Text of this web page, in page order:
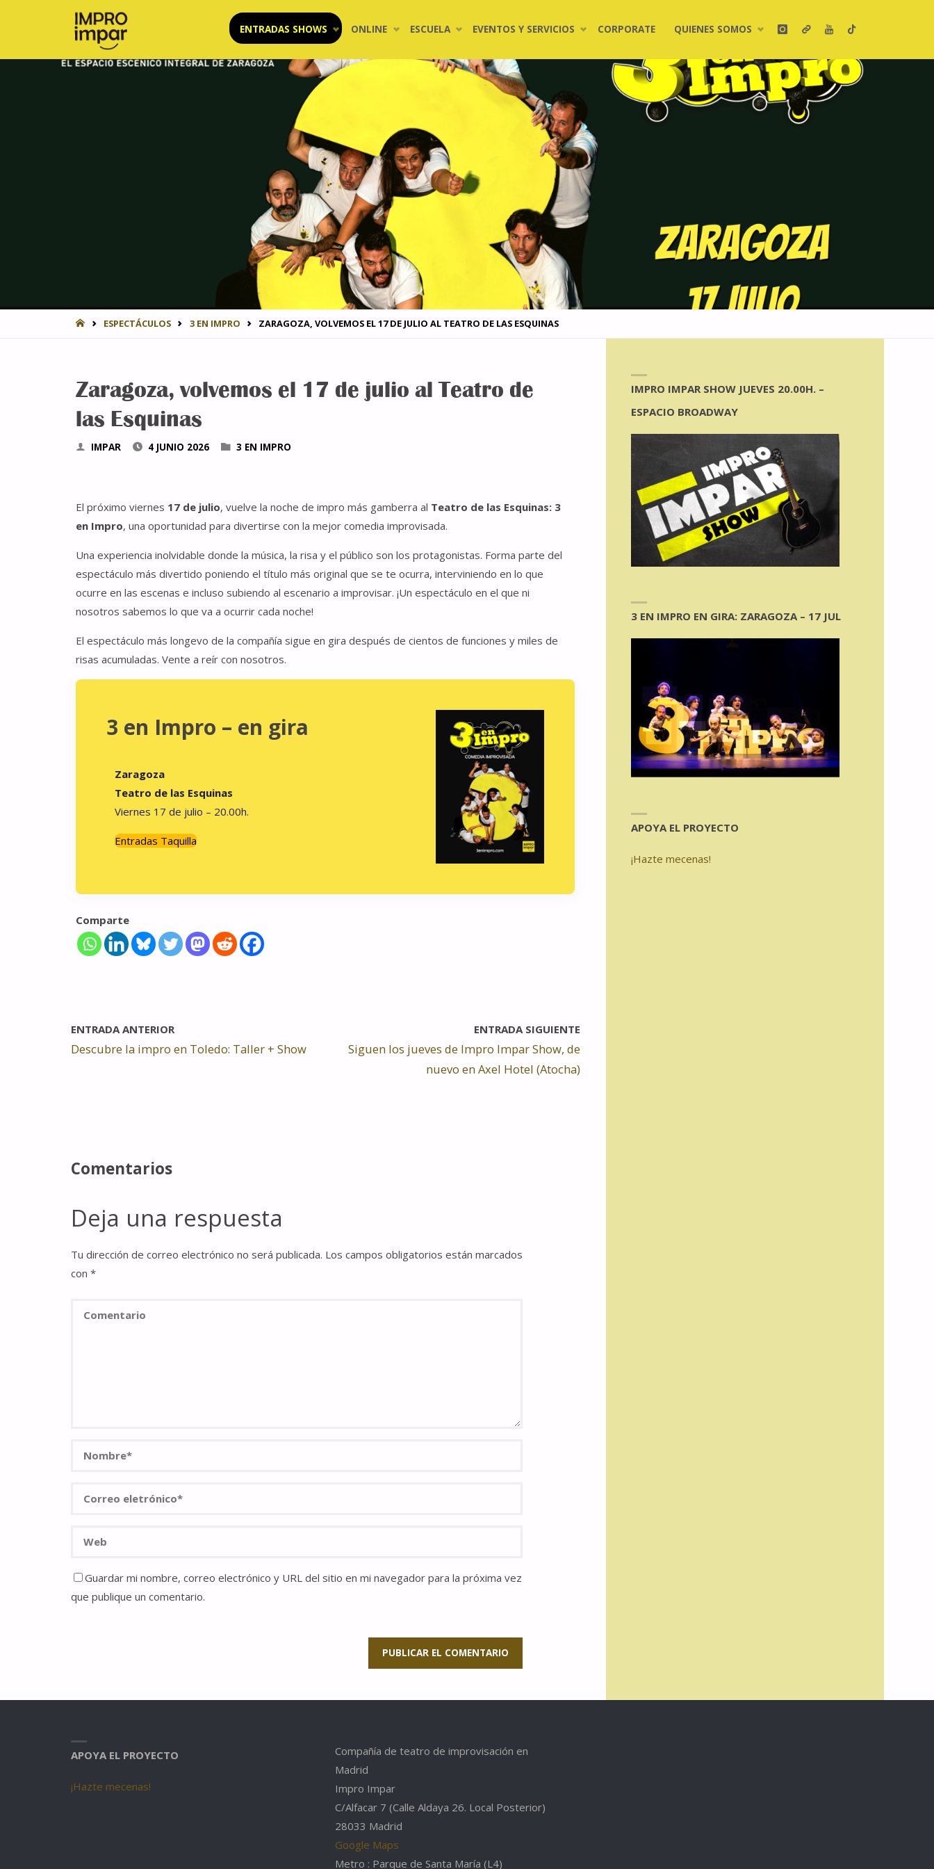
Saltar
ENTRADAS SHOWS ONLINE ESCUELA EVENTOS Y SERVICIOS CORPORATE QUIENES SOMOS
INICIOESPECTÁCULOS 3 EN IMPRO ZARAGOZA, VOLVEMOS EL 17 DE JULIO AL TEATRO DE LAS ESQUINAS
Zaragoza, volvemos el 17 de julio al Teatro de
las Esquinas
IMPAR 4 JUNIO 2026 3 EN IMPRO
El próximo viernes 17 de julio, vuelve la noche de impro más gamberra al Teatro de las Esquinas: 3
en Impro, una oportunidad para divertirse con la mejor comedia improvisada.
Una experiencia inolvidable donde la música, la risa y el público son los protagonistas. Forma parte del
espectáculo más divertido poniendo el título más original que se te ocurra, interviniendo en lo que
ocurre en las escenas e incluso subiendo al escenario a improvisar. ¡Un espectáculo en el que ni
nosotros sabemos lo que va a ocurrir cada noche!
El espectáculo más longevo de la compañía sigue en gira después de cientos de funciones y miles de
risas acumuladas. Vente a reír con nosotros.
3 en Impro – en gira
Zaragoza
Teatro de las Esquinas
Viernes 17 de julio – 20.00h.
Entradas Taquilla
Comparte
ENTRADA ANTERIOR
Descubre la impro en Toledo: Taller + Show
ENTRADA SIGUIENTE
Siguen los jueves de Impro Impar Show, de
nuevo en Axel Hotel (Atocha)
Comentarios
Deja una respuesta
Tu dirección de correo electrónico no será publicada. Los campos obligatorios están marcados
con *
Guardar mi nombre, correo electrónico y URL del sitio en mi navegador para la próxima vez
que publique un comentario.
IMPRO IMPAR SHOW JUEVES 20.00H. –
ESPACIO BROADWAY
3 EN IMPRO EN GIRA: ZARAGOZA – 17 JUL
APOYA EL PROYECTO
¡Hazte mecenas!
APOYA EL PROYECTO
¡Hazte mecenas!
Compañía de teatro de improvisación en
Madrid
Impro Impar
C/Alfacar 7 (Calle Aldaya 26. Local Posterior)
28033 Madrid
Google Maps
Metro : Parque de Santa María (L4)